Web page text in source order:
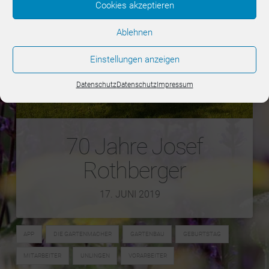
Cookies akzeptieren
Ablehnen
Einstellungen anzeigen
DatenschutzDatenschutzImpressum
70 Jahre Josef
Rothberger
17. JUNI 2019
APP DIE GARTENMACHER GARTENBAU GEBURTSTAG
MITARBEITER UNLINGEN VORARBEITER